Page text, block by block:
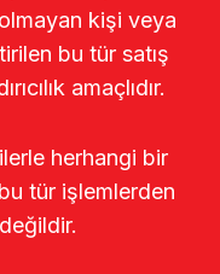
kişi veya
bu tür satış
amaçlıdır.
herhangi bir
tür işlemlerden